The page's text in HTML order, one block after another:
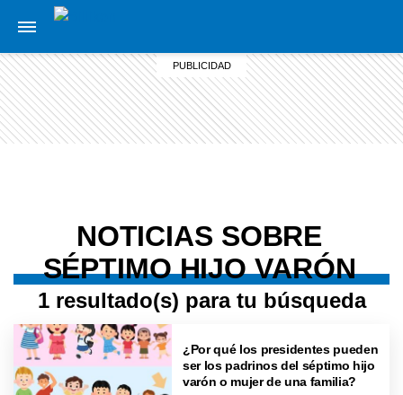
NOTICIAS SOBRE
SÉPTIMO HIJO VARÓN
1 resultado(s) para tu búsqueda
¿Por qué los presidentes pueden
ser los padrinos del séptimo hijo
varón o mujer de una familia?